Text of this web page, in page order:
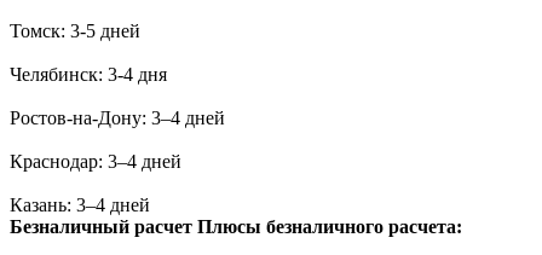
Томск: 3-5 дней
Челябинск: 3-4 дня
Ростов-на-Дону: 3–4 дней
Краснодар: 3–4 дней
Казань: 3–4 дней
Безналичный расчет Плюсы безналичного расчета: